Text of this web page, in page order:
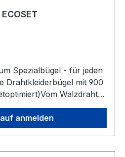
Spezialbügel - für jeden
Drahtkleiderbügel mit 900
Walzdraht
Drahtbügel. Ständige
Drahtzieherei und
zeichnen unsere
anmelden